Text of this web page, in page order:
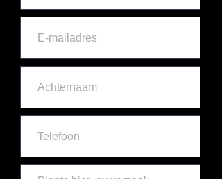
geen producten om
weer te geven.